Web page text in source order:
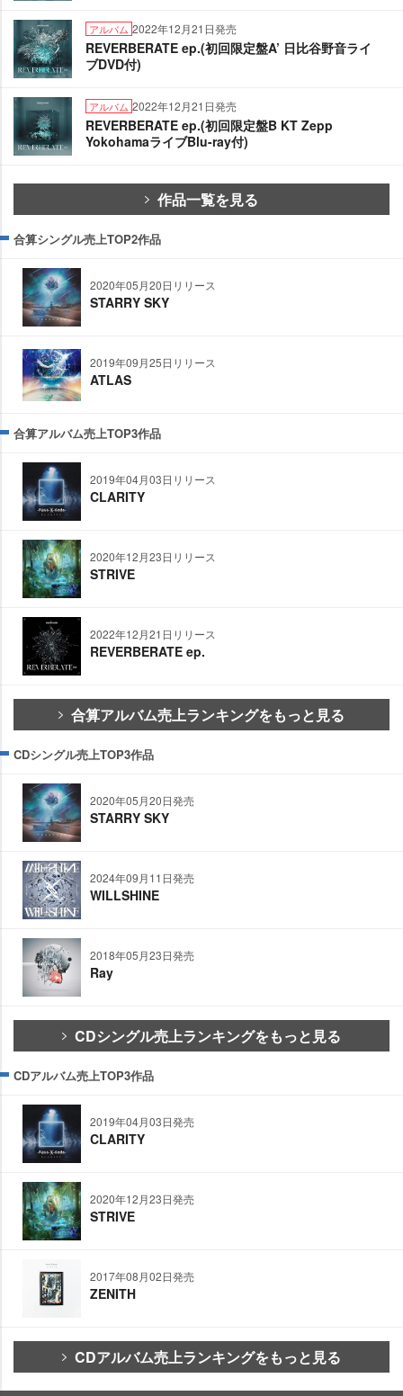
アルバム 2022年12月21日発売
REVERBERATE ep.(初回限定盤A’ 日比谷野音ライ
ブDVD付)
アルバム 2022年12月21日発売
REVERBERATE ep.(初回限定盤B KT Zepp
YokohamaライブBlu-ray付)
作品一覧を見る
合算シングル売上TOP2作品
2020年05月20日リリース
STARRY SKY
2019年09月25日リリース
ATLAS
合算アルバム売上TOP3作品
2019年04月03日リリース
CLARITY
2020年12月23日リリース
STRIVE
2022年12月21日リリース
REVERBERATE ep.
合算アルバム売上ランキングをもっと見る
CDシングル売上TOP3作品
2020年05月20日発売
STARRY SKY
2024年09月11日発売
WILLSHINE
2018年05月23日発売
Ray
CDシングル売上ランキングをもっと見る
CDアルバム売上TOP3作品
2019年04月03日発売
CLARITY
2020年12月23日発売
STRIVE
2017年08月02日発売
ZENITH
CDアルバム売上ランキングをもっと見る